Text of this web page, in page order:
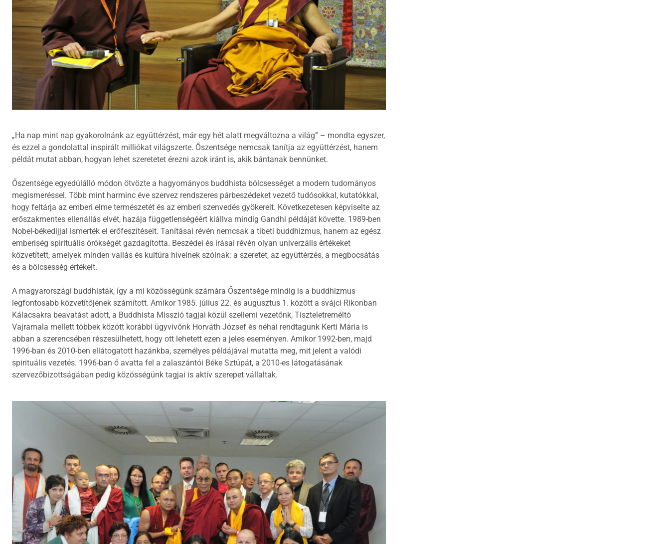
„Ha nap mint nap gyakorolnánk az együttérzést, már egy hét alatt megváltozna a világ” – mondta egyszer,
és ezzel a gondolattal inspirált milliókat világszerte. Őszentsége nemcsak tanítja az együttérzést, hanem
példát mutat abban, hogyan lehet szeretetet érezni azok iránt is, akik bántanak bennünket.
Őszentsége egyedülálló módon ötvözte a hagyományos buddhista bölcsességet a modern tudományos
megismeréssel. Több mint harminc éve szervez rendszeres párbeszédeket vezető tudósokkal, kutatókkal,
hogy feltárja az emberi elme természetét és az emberi szenvedés gyökereit. Következetesen képviselte az
erőszakmentes ellenállás elvét, hazája függetlenségéért kiállva mindig Gandhi példáját követte. 1989-ben
Nobel-békedíjjal ismerték el erőfeszítéseit. Tanításai révén nemcsak a tibeti buddhizmus, hanem az egész
emberiség spirituális örökségét gazdagította. Beszédei és írásai révén olyan univerzális értékeket
közvetített, amelyek minden vallás és kultúra híveinek szólnak: a szeretet, az együttérzés, a megbocsátás
és a bölcsesség értékeit.
A magyarországi buddhisták, így a mi közösségünk számára Őszentsége mindig is a buddhizmus
legfontosabb közvetítőjének számított. Amikor 1985. július 22. és augusztus 1. között a svájci Rikonban
Kálacsakra beavatást adott, a Buddhista Misszió tagjai közül szellemi vezetőnk, Tiszteletreméltó
Vajramala mellett többek között korábbi ügyvivőnk Horváth József és néhai rendtagunk Kerti Mária is
abban a szerencsében részesülhetett, hogy ott lehetett ezen a jeles eseményen. Amikor 1992-ben, majd
1996-ban és 2010-ben ellátogatott hazánkba, személyes példájával mutatta meg, mit jelent a valódi
spirituális vezetés. 1996-ban ő avatta fel a zalaszántói Béke Sztúpát, a 2010-es látogatásának
szervezőbizottságában pedig közösségünk tagjai is aktív szerepet vállaltak.